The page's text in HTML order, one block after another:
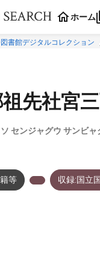
ホーム
書館デジタルコレクション
先社宮
センジャグウ サンビ
等 収録:国立